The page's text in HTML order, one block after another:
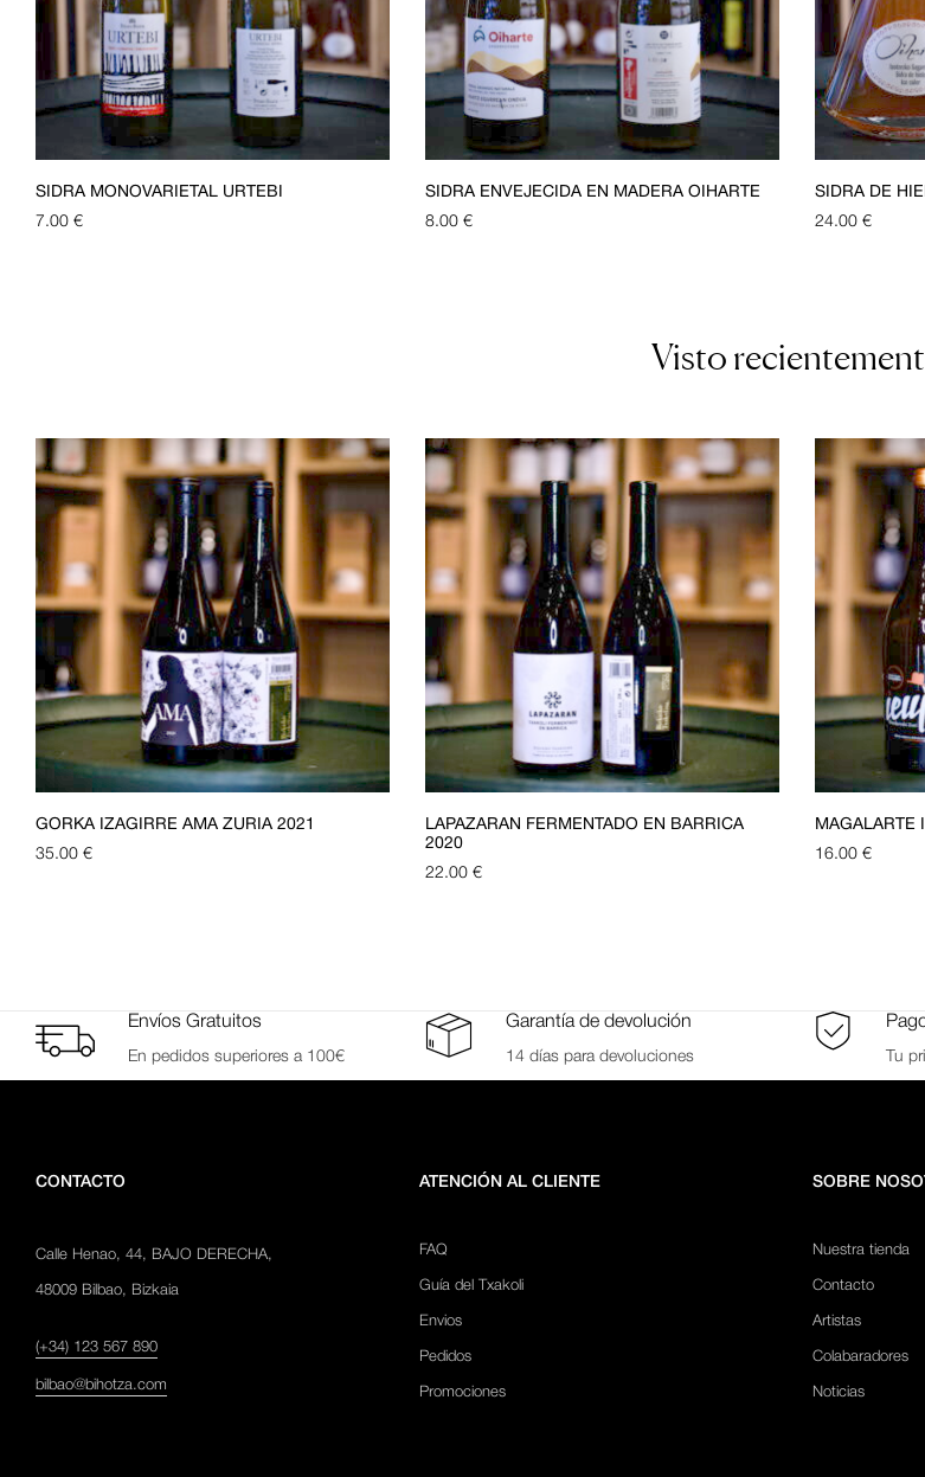
SIDRA MONOVARIETAL URTEBI
7.00 €
SIDRA ENVEJECIDA EN MADERA OIHARTE
8.00 €
SIDRA DE
24.00 €
Visto
GORKA IZAGIRRE AMA ZURIA 2021
35.00 €
LAPAZARAN FERMENTADO EN BARRICA
2020
22.00 €
MAGALARTE
16.00 €
Envíos Gratuitos
En pedidos superiores a 100€
Garantía de devolución
14 días para devoluciones Tu
CONTACTO
Calle Henao, 44, BAJO DERECHA,
48009 Bilbao, Bizkaia
(+34) 123 567 890
bilbao@bihotza.com
ATENCIÓN AL CLIENTE
FAQ
Guía del Txakoli
Envios
Pedidos
Promociones
SOBRE
Nuestra tienda
Contacto
Artistas
Colabaradores
Noticias